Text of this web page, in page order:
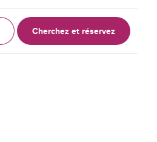
Cherchez et réservez